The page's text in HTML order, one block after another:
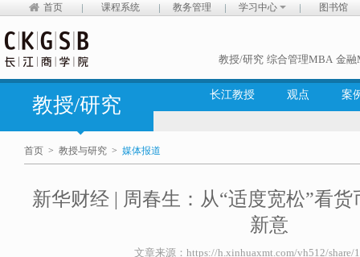
首页 课程系统 教务管理 学习中心 图书馆
教授/研究 综合管理MBA 金融
教授/研究 长江教授 观点 案
首页 > 教授与研究 > 媒体报道
新华财经 | 周春生：从“适度宽松”看
新意
文章来源：https://h.xinhuaxmt.com/vh512/share/